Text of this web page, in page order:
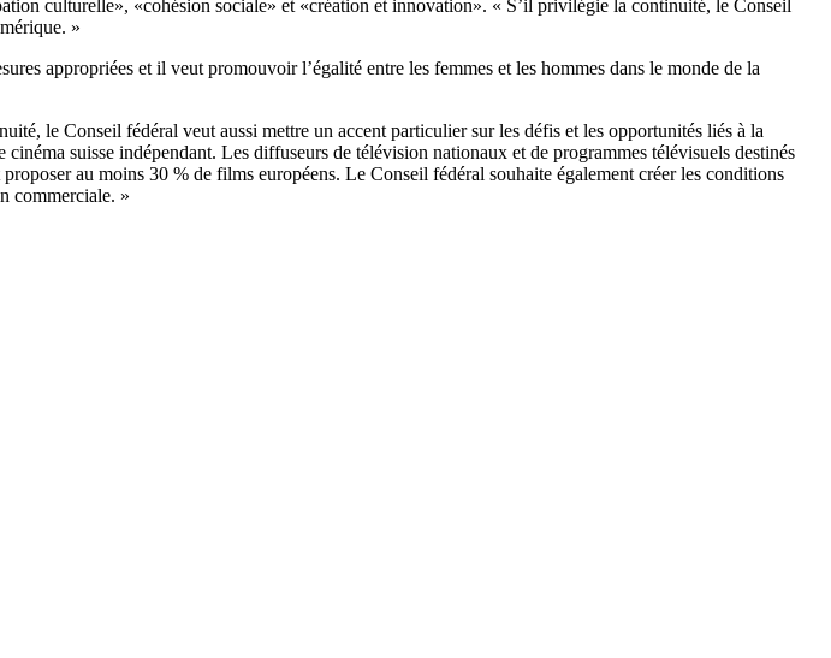
culturelle», «cohésion sociale» et «création et innovation». « S’il privilégie la continuité, le Conseil
»
appropriées et il veut promouvoir l’égalité entre les femmes et les hommes dans le monde de la
le Conseil fédéral veut aussi mettre un accent particulier sur les défis et les opportunités liés à la
suisse indépendant. Les diffuseurs de télévision nationaux et de programmes télévisuels destinés
au moins 30 % de films européens. Le Conseil fédéral souhaite également créer les conditions
commerciale. »